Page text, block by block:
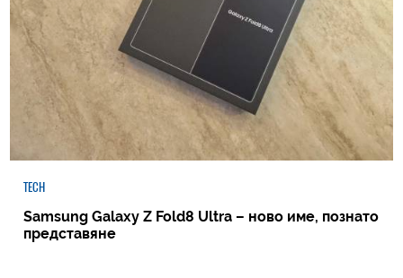
TECH
Samsung Galaxy Z Fold8 Ultra – ново име, познато
представяне